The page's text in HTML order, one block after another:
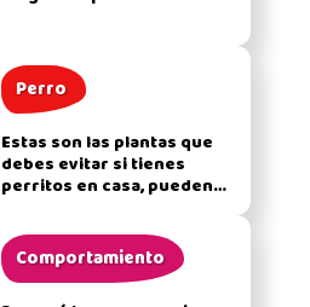
Perro
Estas son las plantas que
debes evitar si tienes
perritos en casa, pueden
Comportamiento